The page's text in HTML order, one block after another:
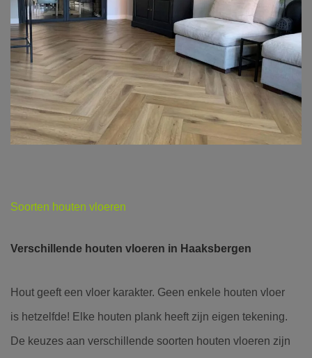
Soorten houten vloeren
Verschillende houten vloeren in Haaksbergen
Hout geeft een vloer karakter. Geen enkele houten vloer
is hetzelfde! Elke houten plank heeft zijn eigen tekening.
De keuzes aan verschillende soorten houten vloeren zijn